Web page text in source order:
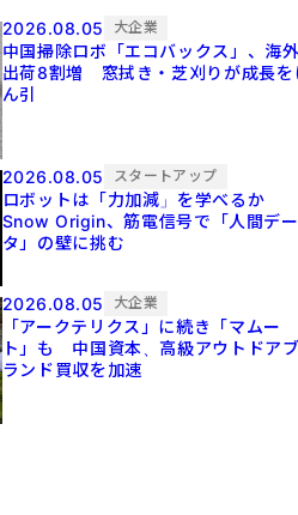
2026.08.05
大企業
中国掃除ロボ「エコバックス」、海
出荷8割増 窓拭き・芝刈りが成長を
ん引
2026.08.05 スタートアップ
ロボットは「力加減」を学べるか
Snow Origin、筋電信号で「人間デー
タ」の壁に挑む
2026.08.05 大企業
「アークテリクス」に続き「マムー
ト」も 中国資本、高級アウトドア
ランド買収を加速